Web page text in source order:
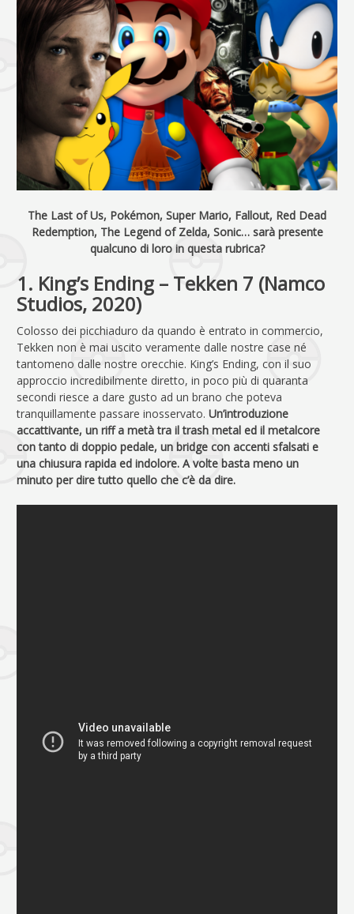
The Last of Us, Pokémon, Super Mario, Fallout, Red Dead
Redemption, The Legend of Zelda, Sonic… sarà presente
qualcuno di loro in questa rubrica?
1. King’s Ending – Tekken 7 (Namco
Studios, 2020)
Colosso dei picchiaduro da quando è entrato in commercio,
Tekken non è mai uscito veramente dalle nostre case né
tantomeno dalle nostre orecchie. King’s Ending, con il suo
approccio incredibilmente diretto, in poco più di quaranta
secondi riesce a dare gusto ad un brano che poteva
tranquillamente passare inosservato. Un’introduzione
accattivante, un riff a metà tra il trash metal ed il metalcore
con tanto di doppio pedale, un bridge con accenti sfalsati e
una chiusura rapida ed indolore. A volte basta meno un
minuto per dire tutto quello che c’è da dire.